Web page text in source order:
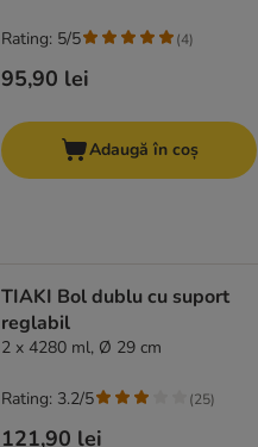
95,90 lei
Rating: 5/5 (4)
Adaugă în coș
TIAKI Bol dublu cu suport
reglabil
2 x 4280 ml, Ø 29 cm
121,90 lei
Rating: 3.2/5 (25)